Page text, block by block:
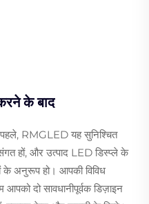
के बाद
RMGLED यह सुनिश्चित
हों, और उत्पाद LED डिस्प्ले के
के अनुरूप हो। आपकी विविध
दो सावधानीपूर्वक डिज़ाइन